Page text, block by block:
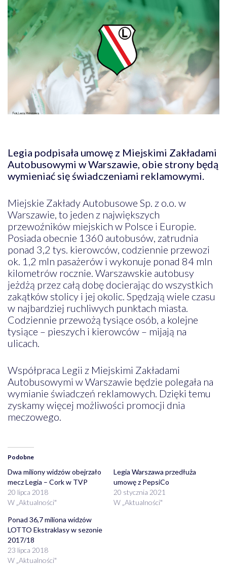
Legia podpisała umowę z Miejskimi Zakładami
Autobusowymi w Warszawie, obie strony będą
wymieniać się świadczeniami reklamowymi.
Miejskie Zakłady Autobusowe Sp. z o.o. w
Warszawie, to jeden z największych
przewoźników miejskich w Polsce i Europie.
Posiada obecnie 1360 autobusów, zatrudnia
ponad 3,2 tys. kierowców, codziennie przewozi
ok. 1,2 mln pasażerów i wykonuje ponad 84 mln
kilometrów rocznie. Warszawskie autobusy
jeżdżą przez całą dobę docierając do wszystkich
zakątków stolicy i jej okolic. Spędzają wiele czasu
w najbardziej ruchliwych punktach miasta.
Codziennie przewożą tysiące osób, a kolejne
tysiące – pieszych i kierowców – mijają na
ulicach.
Współpraca Legii z Miejskimi Zakładami
Autobusowymi w Warszawie będzie polegała na
wymianie świadczeń reklamowych. Dzięki temu
zyskamy więcej możliwości promocji dnia
meczowego.
Podobne
Dwa miliony widzów obejrzało
mecz Legia – Cork w TVP
20 lipca 2018
W „Aktualności"
Legia Warszawa przedłuża
umowę z PepsiCo
20 stycznia 2021
W „Aktualności"
Ponad 36,7 miliona widzów
LOTTO Ekstraklasy w sezonie
2017/18
23 lipca 2018
W „Aktualności"